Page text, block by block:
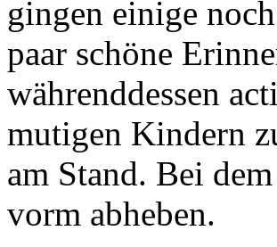
gingen einige
paar schöne
währenddessen
mutigen Kindern
am Stand. Bei
vorm abheben.